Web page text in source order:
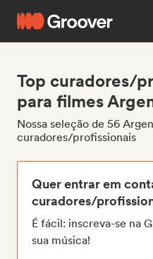
Top curadores/
para filmes
Nossa seleção de 56
curadores/profissionais
Quer entrar em
curadores/
É fácil: inscreva-se na
sua música!